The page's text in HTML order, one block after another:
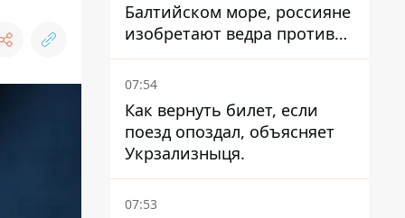
Балтийском море, россияне
изобретают ведра против
РЭБ
07:54
Как вернуть билет, если
поезд опоздал, объясняет
Укрзализныця.
07:53